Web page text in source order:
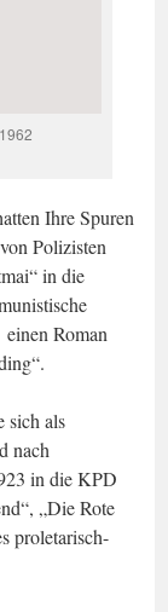
Ihre Spuren
Polizisten
in die
Roman
sich als
nach
in die KPD
„Die Rote
proletarisch-